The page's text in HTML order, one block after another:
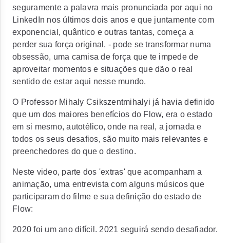
seguramente a palavra mais pronunciada por aqui no
LinkedIn nos últimos dois anos e que juntamente com
exponencial, quântico e outras tantas, começa a
perder sua força original, - pode se transformar numa
obsessão, uma camisa de força que te impede de
aproveitar momentos e situações que dão o real
sentido de estar aqui nesse mundo.
O Professor Mihaly Csikszentmihalyi já havia definido
que um dos maiores benefícios do Flow, era o estado
em si mesmo, autotélico, onde na real, a jornada e
todos os seus desafios, são muito mais relevantes e
preenchedores do que o destino.
Neste video, parte dos 'extras' que acompanham a
animação, uma entrevista com alguns músicos que
participaram do filme e sua definição do estado de
Flow:
2020 foi um ano difícil. 2021 seguirá sendo desafiador.